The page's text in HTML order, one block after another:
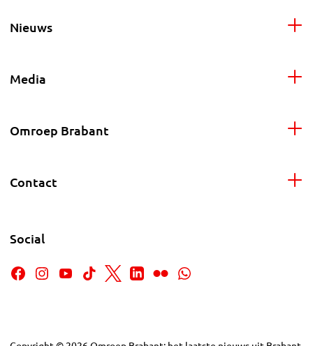
Nieuws
Media
Omroep Brabant
Contact
Social